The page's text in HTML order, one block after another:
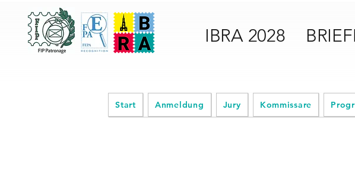
IBRA 2028
Start Anmeldung Jury Kommissare